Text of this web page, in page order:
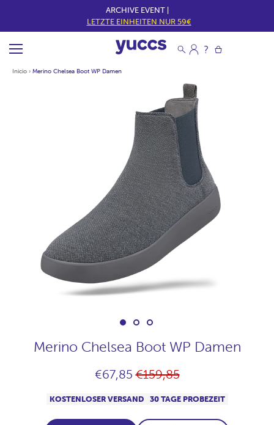
ARCHIVE EVENT |
LETZTE EINHEITEN NUR 59€
Inicio › Merino Chelsea Boot WP Damen
Merino Chelsea Boot WP Damen
€67,85Normaler
€159,85
KOSTENLOSER VERSAND 30 TAGE PROBEZEIT